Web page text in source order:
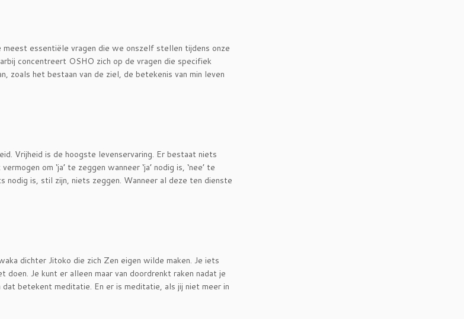
meest essentiële vragen die we onszelf stellen tijdens onze
concentreert OSHO zich op de vragen die specifiek
zoals het bestaan van de ziel, de betekenis van min leven
Vrijheid is de hoogste levenservaring. Er bestaat niets
om ‘ja’ te zeggen wanneer ‘ja’ nodig is, ‘nee’ te
nodig is, stil zijn, niets zeggen. Wanneer al deze ten dienste
dichter Jitoko die zich Zen eigen wilde maken. Je iets
Je kunt er alleen maar van doordrenkt raken nadat je
betekent meditatie. En er is meditatie, als jij niet meer in